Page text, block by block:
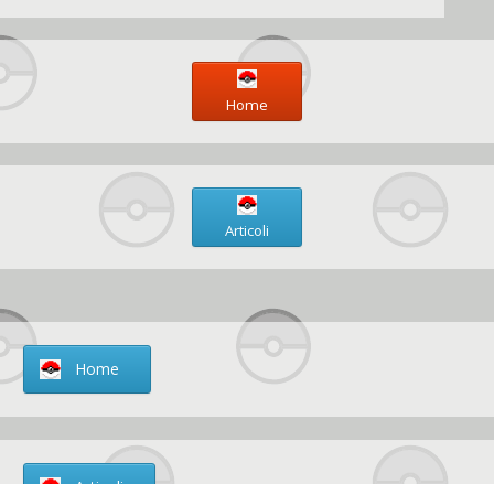
Home
Articoli
Home